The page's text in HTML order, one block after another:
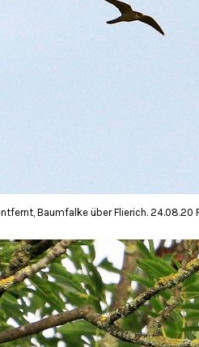
Baumfalke über Flierich. 24.08.20